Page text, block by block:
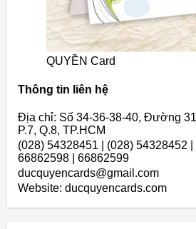
QUYỀN Card
Thông tin liên hệ
Địa chỉ: Số 34-36-38-40, Đường
P.7, Q.8, TP.HCM
(028) 54328451 | (028) 54328452 |
66862598 | 66862599
ducquyencards@gmail.com
Website: ducquyencards.com